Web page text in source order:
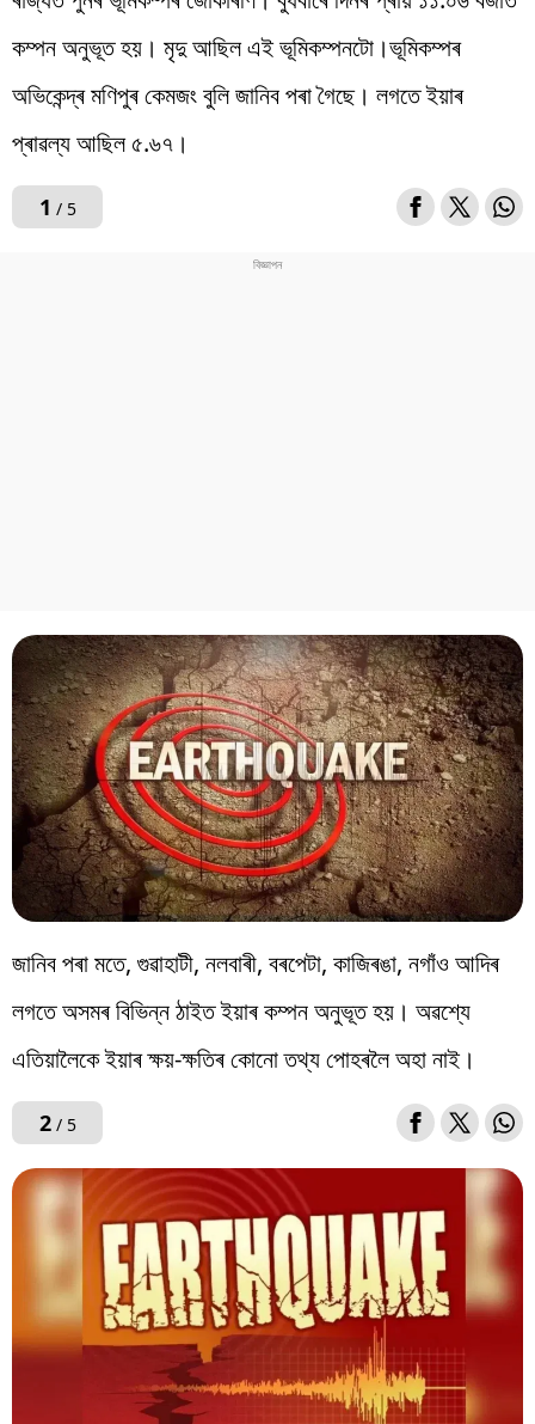
কম্পন অনুভূত হয়। মৃদু আছিল এই ভূমিকম্পনটো।ভূমিকম্পৰ
অভিকেন্দ্ৰ মণিপুৰ কেমজং বুলি জানিব পৰা গৈছে। লগতে ইয়াৰ
প্ৰাৱল্য আছিল ৫.৬৭।
1 / 5
জানিব পৰা মতে, গুৱাহাটী, নলবাৰী, বৰপেটা, কাজিৰঙা, নগাঁও আদিৰ
লগতে অসমৰ বিভিন্ন ঠাইত ইয়াৰ কম্পন অনুভূত হয়। অৱশ্যে
এতিয়ালৈকে ইয়াৰ ক্ষয়-ক্ষতিৰ কোনো তথ্য পোহৰলৈ অহা নাই।
2/ 5